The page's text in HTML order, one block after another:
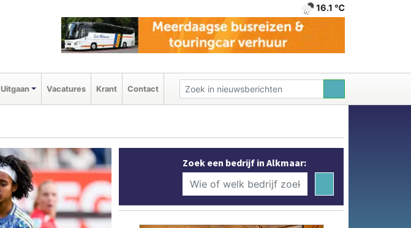
16.1 ℃
Uitgaan Vacatures Krant Contact
Zoek een bedrijf in Alkmaar: